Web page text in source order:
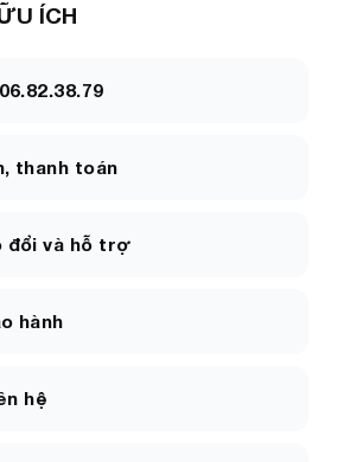
ÍCH
thanh toán
đổi và hỗ trợ
hành
hệ